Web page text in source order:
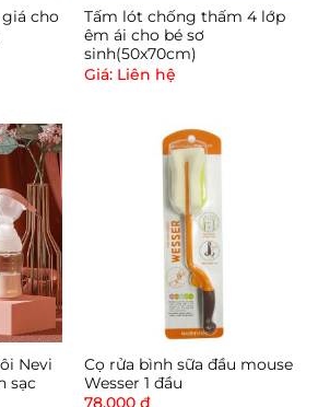
giá cho
Tấm lót chống thấm 4 lớp
êm ái cho bé sơ
sinh(50x70cm)
Giá: Liên hệ
Nevi
sạc
Cọ rửa bình sữa đầu mouse
Wesser 1 đầu
78,000 ₫